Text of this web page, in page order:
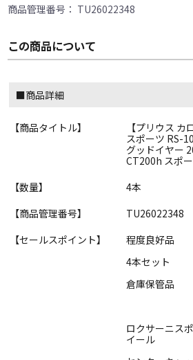
商品管理番号： TU26022348
この商品について
■商品詳細
【商品タイトル】
【プリウス
スポーツ RS-
グッドイヤー
CT200h スポ
【数量】
4本
【商品管理番号】
TU26022348
【セールスポイント】
程度良好品
4本セット
倉庫保管品
ロクサーニス
イール